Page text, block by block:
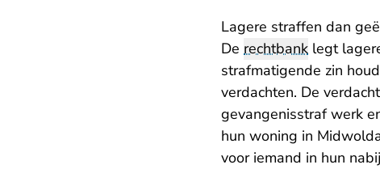
Lagere straffen dan
De rechtbank legt
strafmatigende zin
verdachten. De
gevangenisstraf werk
hun woning in
voor iemand in hun